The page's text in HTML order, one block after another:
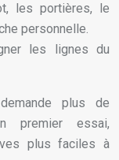
les portières, le
personnelle.
les lignes du
demande plus de
premier essai,
plus faciles à